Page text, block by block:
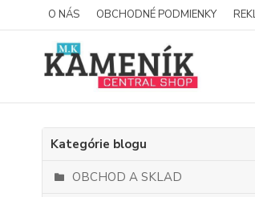
O NÁS OBCHODNÉ PODMIENKY
Kategórie blogu
OBCHOD A SKLAD